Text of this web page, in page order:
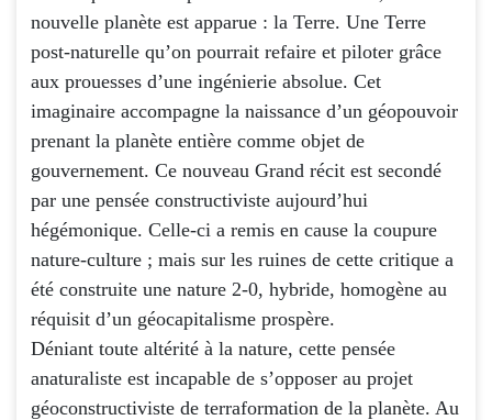
nouvelle planète est apparue : la Terre. Une Terre
post-naturelle qu’on pourrait refaire et piloter grâce
aux prouesses d’une ingénierie absolue. Cet
imaginaire accompagne la naissance d’un géopouvoir
prenant la planète entière comme objet de
gouvernement. Ce nouveau Grand récit est secondé
par une pensée constructiviste aujourd’hui
hégémonique. Celle-ci a remis en cause la coupure
nature-culture ; mais sur les ruines de cette critique a
été construite une nature 2-0, hybride, homogène au
réquisit d’un géocapitalisme prospère.
Déniant toute altérité à la nature, cette pensée
anaturaliste est incapable de s’opposer au projet
géoconstructiviste de terraformation de la planète. Au